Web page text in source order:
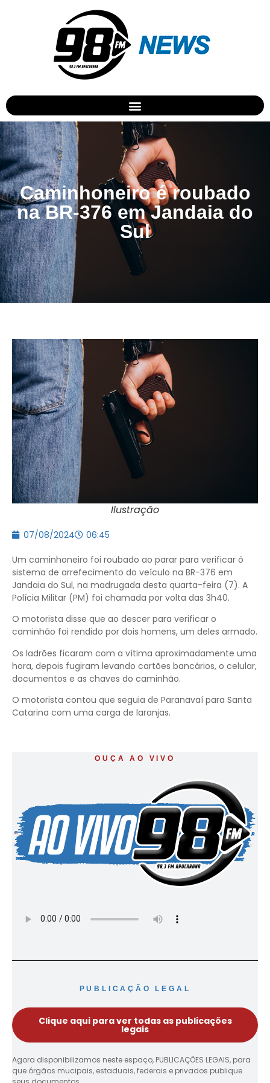
Caminhoneiro é roubado
na BR-376 em Jandaia do
Sul
Ilustração
07/08/2024 06:45
Um caminhoneiro foi roubado ao parar para verificar ó
sistema de arrefecimento do veículo na BR-376 em
Jandaia do Sul, na madrugada desta quarta-feira (7). A
Polícia Militar (PM) foi chamada por volta das 3h40.
O motorista disse que ao descer para verificar o
caminhão foi rendido por dois homens, um deles armado.
Os ladrões ficaram com a vítima aproximadamente uma
hora, depois fugiram levando cartões bancários, o celular,
documentos e as chaves do caminhão.
O motorista contou que seguia de Paranavaí para Santa
Catarina com uma carga de laranjas.
OUÇA AO VIVO
PUBLICAÇÃO LEGAL
Clique aqui para ver todas as publicações
legais
Agora disponibilizamos neste espaço, PUBLICAÇÕES LEGAIS, para
que órgãos mucipais, estaduais, federais e privados publique